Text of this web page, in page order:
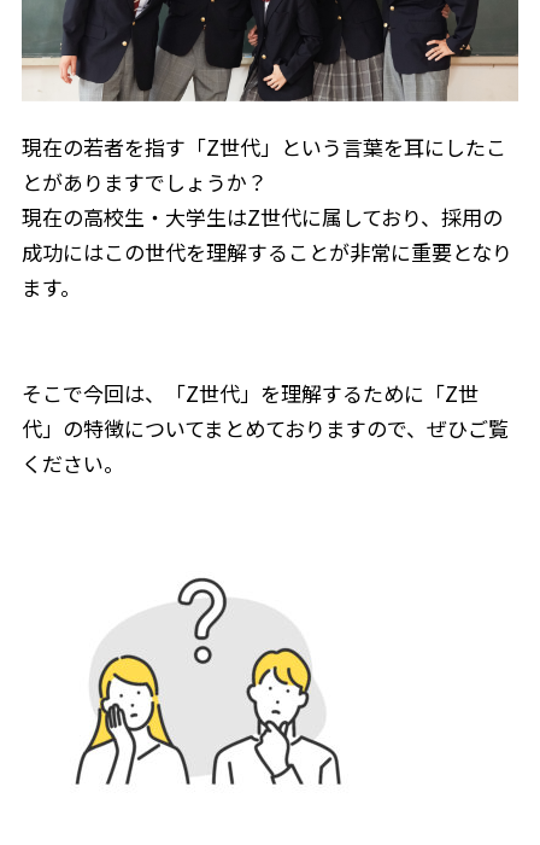
現在の若者を指す「Z世代」という言葉を耳にしたこ
とがありますでしょうか？
現在の高校生・大学生はZ世代に属しており、採用の
成功にはこの世代を理解することが非常に重要となり
ます。
そこで今回は、「Z世代」を理解するために「Z世
代」の特徴についてまとめておりますので、ぜひご覧
ください。